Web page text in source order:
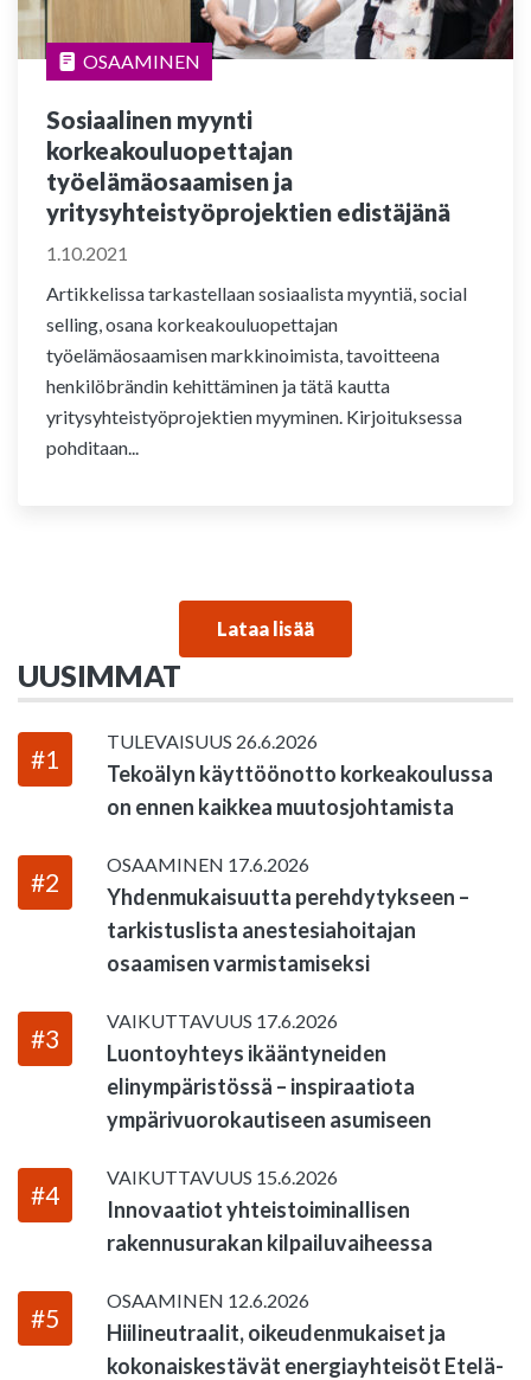
OSAAMINEN
Sosiaalinen myynti
korkeakouluopettajan
työelämäosaamisen ja
yritysyhteistyöprojektien edistäjänä
1.10.2021
Artikkelissa tarkastellaan sosiaalista myyntiä, social
selling, osana korkeakouluopettajan
työelämäosaamisen markkinoimista, tavoitteena
henkilöbrändin kehittäminen ja tätä kautta
yritysyhteistyöprojektien myyminen. Kirjoituksessa
pohditaan...
Lataa lisää
UUSIMMAT
#1
TULEVAISUUS 26.6.2026
Tekoälyn käyttöönotto korkeakoulussa
on ennen kaikkea muutosjohtamista
#2
OSAAMINEN 17.6.2026
Yhdenmukaisuutta perehdytykseen –
tarkistuslista anestesiahoitajan
osaamisen varmistamiseksi
#3
VAIKUTTAVUUS 17.6.2026
Luontoyhteys ikääntyneiden
elinympäristössä – inspiraatiota
ympärivuorokautiseen asumiseen
#4
VAIKUTTAVUUS 15.6.2026
Innovaatiot yhteistoiminallisen
rakennusurakan kilpailuvaiheessa
#5
OSAAMINEN 12.6.2026
Hiilineutraalit, oikeudenmukaiset ja
kokonaiskestävät energiayhteisöt Etelä-